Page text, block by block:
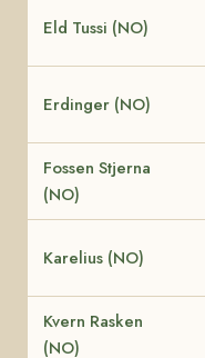
Eld Tussi (NO)
Erdinger (NO)
Fossen Stjerna
(NO)
Karelius (NO)
Kvern Rasken
(NO)